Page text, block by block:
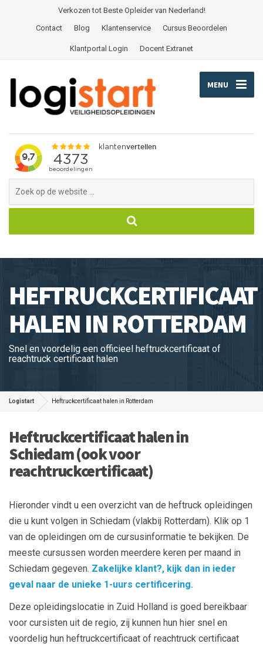
Verkozen tot Beste Opleider van Nederland!
Contact
Blog Klantenservice Cursus Beoordelen
Klantportal Login Docent Extranet
MENU
HEFTRUCKCERTIFICAAT
HALEN IN ROTTERDAM
Snel en voordelig een officieel heftruckcertificaat of
reachtruck certificaat halen
Logistart Heftruckcertificaat halen in Rotterdam
Heftruckcertificaat halen in
Schiedam (ook voor
reachtruckcertificaat)
Hieronder vindt u een overzicht van de heftruck opleidingen
die u kunt volgen in Schiedam (vlakbij Rotterdam). Klik op 1
van de opleidingen om de cursusinformatie te bekijken. De
meeste cursussen worden meerdere keren per maand in
Schiedam gegeven. Zakelijke klant?, kijk dan in ieder
geval naar de unieke 1-uurs certificering.
Deze opleidingslocatie in Zuid Holland is goed bereikbaar
voor cursisten uit de regio, zij kunnen hun hier snel en
voordelig hun heftruckcertificaat of reachtruck certificaat